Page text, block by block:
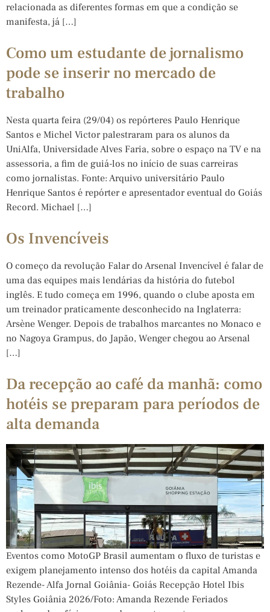
relacionada as diferentes formas em que a condição se
manifesta, já […]
Como um estudante de jornalismo
pode se inserir no mercado de
trabalho
Nesta quarta feira (29/04) os repórteres Paulo Henrique
Santos e Michel Victor palestraram para os alunos da
UniAlfa, Universidade Alves Faria, sobre o espaço na TV e na
assessoria, a fim de guiá-los no início de suas carreiras
como jornalistas. Fonte: Arquivo universitário Paulo
Henrique Santos é repórter e apresentador eventual do Goiás
Record. Michael […]
Os Invencíveis
O começo da revolução Falar do Arsenal Invencível é falar de
uma das equipes mais lendárias da história do futebol
inglês. E tudo começa em 1996, quando o clube aposta em
um treinador praticamente desconhecido na Inglaterra:
Arsène Wenger. Depois de trabalhos marcantes no Monaco e
no Nagoya Grampus, do Japão, Wenger chegou ao Arsenal
[…]
Da recepção ao café da manhã: como
hotéis se preparam para períodos de
alta demanda
Eventos como MotoGP Brasil aumentam o fluxo de turistas e
exigem planejamento intenso dos hotéis da capital Amanda
Rezende- Alfa Jornal Goiânia- Goiás Recepção Hotel Ibis
Styles Goiânia 2026/Foto: Amanda Rezende Feriados